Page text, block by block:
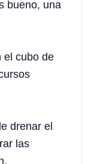
bueno, una
el cubo de
drenar el
las